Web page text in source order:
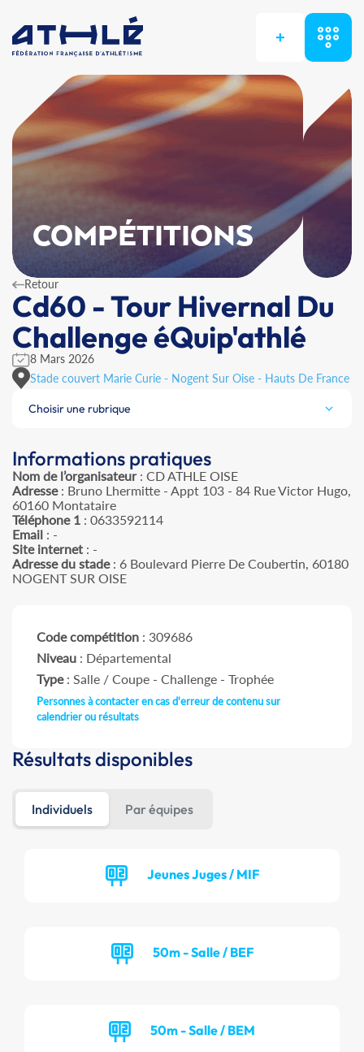
+
COMPÉTITIONS
Retour
Cd60 - Tour Hivernal Du
Challenge éQuip'athlé
8 Mars 2026
Stade couvert Marie Curie - Nogent Sur Oise - Hauts De France
Choisir une rubrique
Informations pratiques
Nom de l’organisateur: CD ATHLE OISE
Adresse: Bruno Lhermitte - Appt 103 - 84 Rue Victor Hugo,
60160 Montataire
Téléphone 1 : 0633592114
Email : -
Site internet : -
Adresse du stade: 6 Boulevard Pierre De Coubertin, 60180
NOGENT SUR OISE
Code compétition : 309686
Niveau : Départemental
Type: Salle / Coupe - Challenge - Trophée
Personnes à contacter en cas d'erreur de contenu sur
calendrier ou résultats
Résultats disponibles
Individuels Par équipes
Jeunes Juges / MIF
50m - Salle / BEF
50m - Salle / BEM